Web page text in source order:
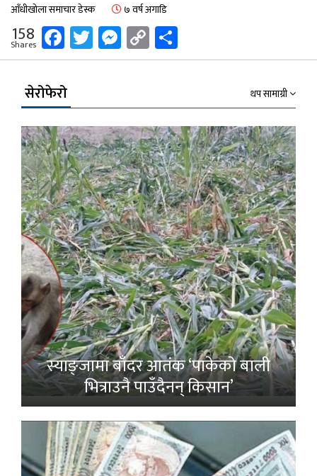
आँधीखोला समाचार डेस्क ७ वर्ष अगाडि
158
Shares Facebook
Twitter
Messenger
Copy
Link
सेरोफेरो थप सामाग्री
स्याङ्जामा बाँदर आतंक ‘पाकेको बाली
भित्राउनै पाउँदैनन् किसान’